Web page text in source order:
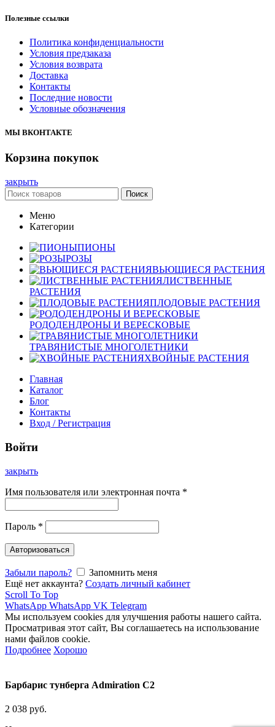
Полезные ссылки
Политика конфиденциальности
Условия предзаказа
Условия возврата
Доставка
Контакты
Последние новости
Условные обозначения
МЫ ВКОНТАКТЕ
Корзина покупок
закрыть
Поиск
Меню
Категории
ПИОНЫ
РОЗЫ
ВЬЮЩИЕСЯ РАСТЕНИЯ
ЛИСТВЕННЫЕ
РАСТЕНИЯ
ПЛОДОВЫЕ РАСТЕНИЯ
РОДОДЕНДРОНЫ И ВЕРЕСКОВЫЕ
ТРАВЯНИСТЫЕ МНОГОЛЕТНИКИ
ХВОЙНЫЕ РАСТЕНИЯ
Главная
Каталог
Блог
Контакты
Вход / Регистрация
Войти
закрыть
Имя пользователя или электронная почта *
Пароль *
Авторизоваться
Забыли пароль?
Запомнить меня
Ещё нет аккаунта? Создать личный кабинет
Scroll To Top
WhatsApp WhatsApp VK Telegram
Мы используем cookies для улучшения работы нашего сайта.
Просматривая этот сайт, Вы соглашаетесь на использование
нами файлов cookie.
Подробнее Хорошо
Барбарис тунберга Admiration C2
2 038 руб.